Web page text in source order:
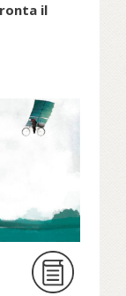
il
dalla
che
e
al